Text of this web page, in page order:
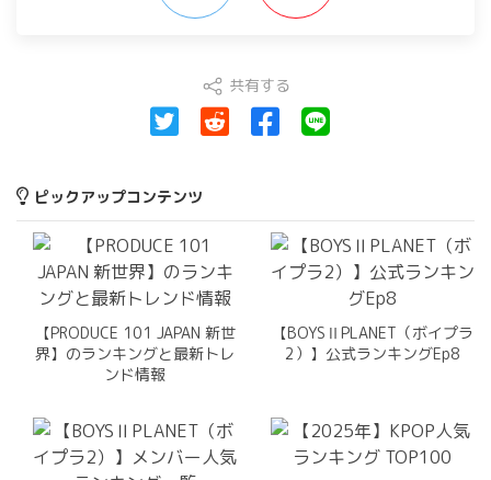
共有する
ピックアップコンテンツ
【PRODUCE 101 JAPAN 新世
界】のランキングと最新トレ
ンド情報
【BOYSⅡPLANET（ボイプラ
2）】公式ランキングEp8